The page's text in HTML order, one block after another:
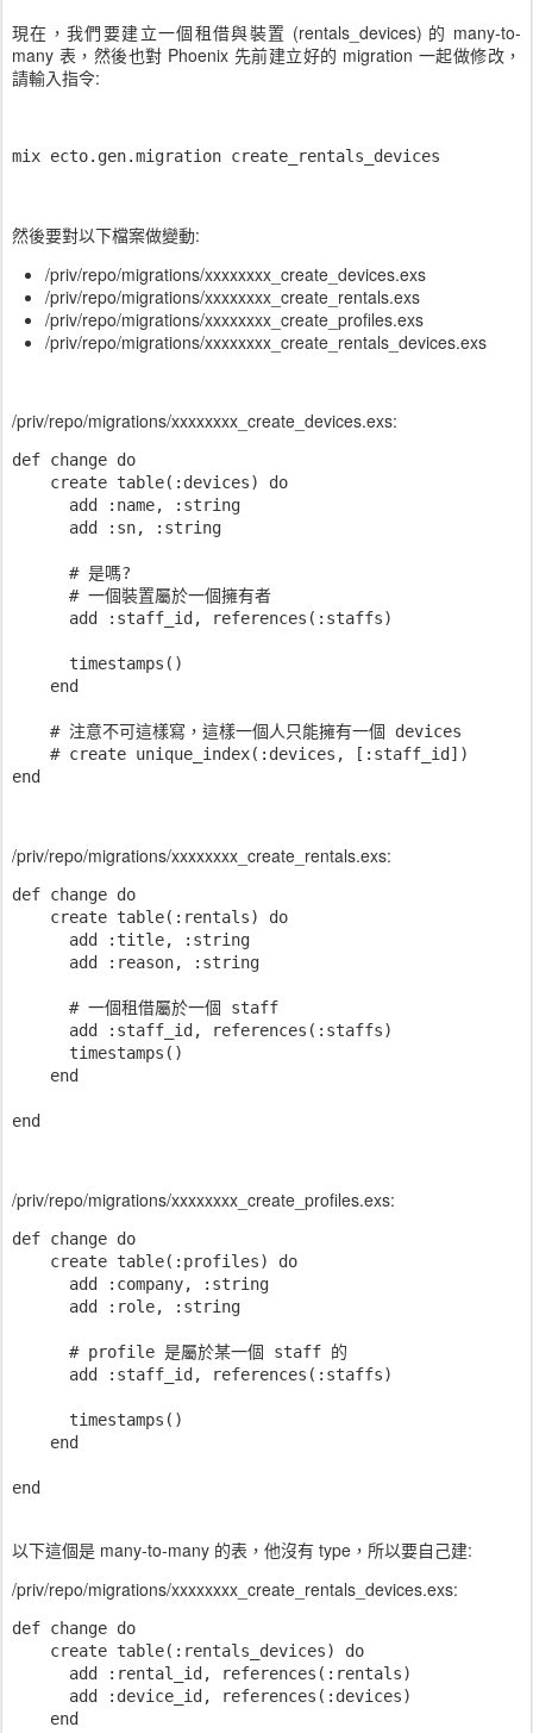
現在，我們要建立一個租借與裝置 (rentals_devices) 的 many-to-
many 表，然後也對 Phoenix 先前建立好的 migration 一起做修改，
請輸入指令:
mix ecto.gen.migration create_rentals_devices
然後要對以下檔案做變動:
/priv/repo/migrations/xxxxxxxx_create_devices.exs
/priv/repo/migrations/xxxxxxxx_create_rentals.exs
/priv/repo/migrations/xxxxxxxx_create_profiles.exs
/priv/repo/migrations/xxxxxxxx_create_rentals_devices.exs
/priv/repo/migrations/xxxxxxxx_create_devices.exs:
def change do
    create table(:devices) do
      add :name, :string
      add :sn, :string
      # 是嗎?
      # 一個裝置屬於一個擁有者
      add :staff_id, references(:staffs)
      timestamps()
    end
    # 注意不可這樣寫，這樣一個人只能擁有一個 devices
    # create unique_index(:devices, [:staff_id])
/priv/repo/migrations/xxxxxxxx_create_rentals.exs:
def change do
    create table(:rentals) do
      add :title, :string
      add :reason, :string
      # 一個租借屬於一個 staff
      add :staff_id, references(:staffs)
      timestamps()
    end
/priv/repo/migrations/xxxxxxxx_create_profiles.exs:
def change do
    create table(:profiles) do
      add :company, :string
      add :role, :string
      # profile 是屬於某一個 staff 的
      add :staff_id, references(:staffs)
      timestamps()
    end
以下這個是 many-to-many 的表，他沒有 type，所以要自己建:
/priv/repo/migrations/xxxxxxxx_create_rentals_devices.exs:
def change do
    create table(:rentals_devices) do
      add :rental_id, references(:rentals)
      add :device_id, references(:devices)
    end